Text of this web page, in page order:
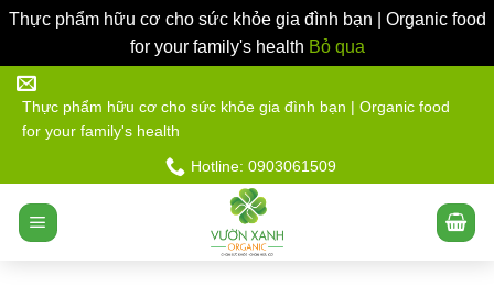
Thực phẩm hữu cơ cho sức khỏe gia đình bạn | Organic food
for your family's health Bỏ qua
Bỏ
qua
nội
Thực phẩm hữu cơ cho sức khỏe gia đình bạn | Organic food
for your family's health
Hotline: 0903061509